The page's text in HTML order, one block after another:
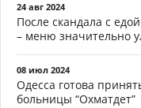
24 авг 2024
После скандала с
– меню значительно
08 июл 2024
Одесса готова
больницы “Охматдет”